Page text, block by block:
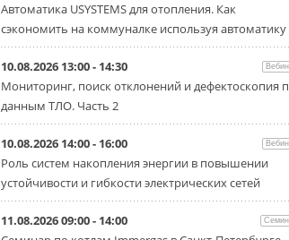
Тепловые насосы в связке с
солнечной генерацией и
накопителем снижают
потребление на 60%
Исследователи из Италии
4 АВГУСТА 2026
«РУСКЛИМАТ Fest 2026» в
собрал свыше 700 профи
климатической отрасли
Организатором выступил торгово-
производственный холдинг ...
Автоматика USYSTEMS для отопления. Как
сэкономить на коммуналке используя автоматику
10.08.2026 13:00 - 14:30
Мониторинг, поиск отклонений и дефектоскопия
данным ТЛО. Часть 2
10.08.2026 14:00 - 16:00
Роль систем накопления энергии в повышении
устойчивости и гибкости электрических сетей
11.08.2026 09:00 - 14:00